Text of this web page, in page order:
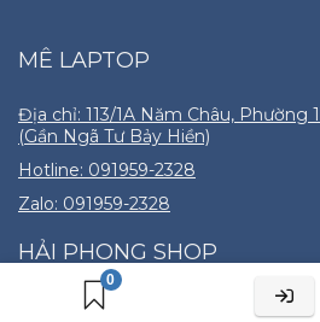
0
MÊ LAPTOP
Địa chỉ: 113/1A Năm Châu, Phường
(Gần Ngã Tư Bảy Hiền)
Hotline: 091959-2328
Zalo: 091959-2328
HẢI PHONG SHOP
Cửa hàng